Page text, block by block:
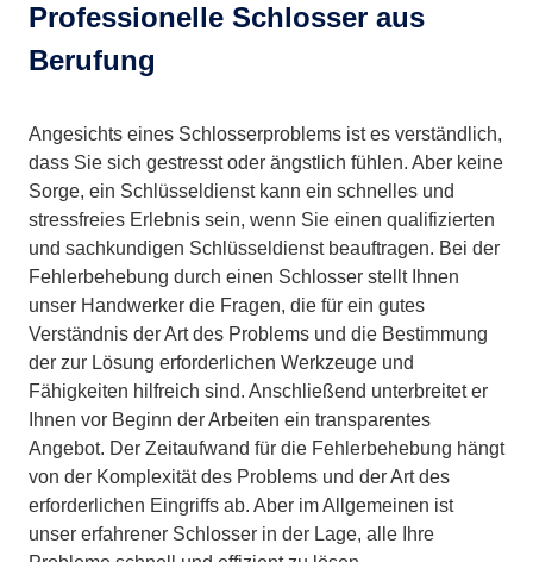
Professionelle Schlosser aus
Berufung
Angesichts eines Schlosserproblems ist es verständlich,
dass Sie sich gestresst oder ängstlich fühlen. Aber keine
Sorge, ein Schlüsseldienst kann ein schnelles und
stressfreies Erlebnis sein, wenn Sie einen qualifizierten
und sachkundigen Schlüsseldienst beauftragen. Bei der
Fehlerbehebung durch einen Schlosser stellt Ihnen
unser Handwerker die Fragen, die für ein gutes
Verständnis der Art des Problems und die Bestimmung
der zur Lösung erforderlichen Werkzeuge und
Fähigkeiten hilfreich sind. Anschließend unterbreitet er
Ihnen vor Beginn der Arbeiten ein transparentes
Angebot. Der Zeitaufwand für die Fehlerbehebung hängt
von der Komplexität des Problems und der Art des
erforderlichen Eingriffs ab. Aber im Allgemeinen ist
unser erfahrener Schlosser in der Lage, alle Ihre